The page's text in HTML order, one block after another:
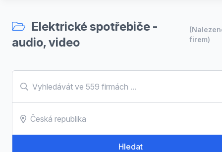
Elektrické spotřebiče -
audio, video
firem)
Hledat